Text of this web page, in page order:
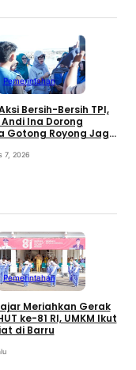
Pemerintahan
Bersih-Bersih TPI,
Ina Dorong
Gotong Royong Jaga
7, 2026
Pemerintahan
Meriahkan Gerak
ke-81 RI, UMKM Ikut
di Barru